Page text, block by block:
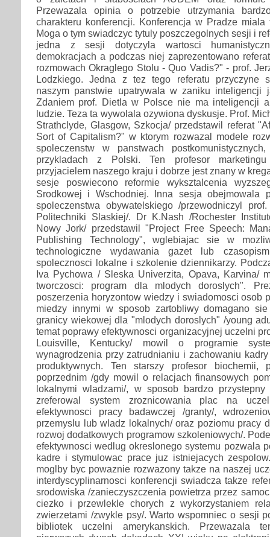
Przewazala opinia o potrzebie utrzymania
charakteru konferencji. Konferencja w Pradze miala
Moga o tym swiadczyc tytuly poszczegolnych sesji i
jedna z sesji dotyczyla wartosci
demokracjach a podczas niej zaprezentowano
rozmowach Okraglego Stolu - Quo Vadis?" - prof.
Lodzkiego. Jedna z tez tego referatu przyczyne
naszym panstwie upatrywala w zaniku inteligencji
Zdaniem prof. Dietla w Polsce nie ma inteligencji
ludzie. Teza ta wywolala ozywiona dyskusje. Prof.
Strathclyde, Glasgow, Szkocja/ przedstawil referat
Sort of Capitalism?" w ktorym rozwazal modele
spoleczenstw w panstwach
przykladach z Polski. Ten profesor
przyjacielem naszego kraju i dobrze jest znany w
sesje poswiecono reformie wyksztalcenia
Srodkowej i Wschodniej. Inna sesja obejmowala
spoleczenstwa obywatelskiego /przewodniczyl
Politechniki Slaskiej/. Dr K.Nash /Rochester
Nowy Jork/ przedstawil "Project Free Speech:
Publishing Technology", wglebiajac sie w
technologiczne wydawania gazet lub
spolecznosci lokalne i szkolenie dziennikarzy.
Iva Pychowa / Sleska Univerzita, Opava, Karvina/
tworczosci: program dla mlodych doroslych".
poszerzenia horyzontow wiedzy i swiadomosci osob
miedzy innymi w sposob zartobliwy domagano
granicy wiekowej dla "mlodych doroslych" /young
temat poprawy efektywnosci organizacyjnej uczelni
Louisville, Kentucky/ mowil o programie
wynagrodzenia przy zatrudnianiu i zachowaniu
produktywnych. Ten starszy profesor
poprzednim /gdy mowil o relacjach finansowych
lokalnymi wladzami/, w sposob bardzo
zreferowal system zroznicowania plac na
efektywnosci pracy badawczej /granty/,
przemyslu lub wladz lokalnych/ oraz poziomu pracy
rozwoj dodatkowych programow szkoleniowych/.
efektywnosci wedlug okreslonego systemu pozwala
kadre i stymulowac prace juz istniejacych
moglby byc powaznie rozwazony takze na naszej
interdyscyplinarnosci konferencji swiadcza takze
srodowiska /zanieczyszczenia powietrza przez
ciezko i przewlekle chorych z wykorzystaniem
zwierzetami /zwykle psy/. Warto wspomniec o sesji
bibliotek uczelni amerykanskich. Przewazala